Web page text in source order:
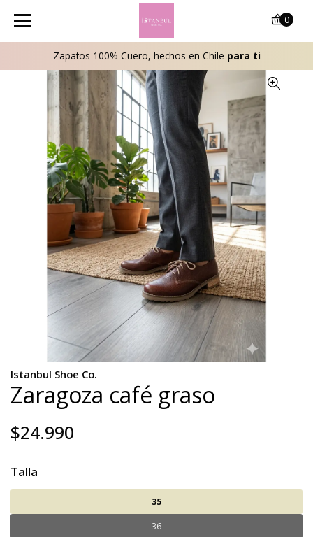
Zapatos 100% Cuero, hechos en Chile para ti
0
Istanbul Shoe Co.
Zaragoza café graso
$24.990
Talla
35
36